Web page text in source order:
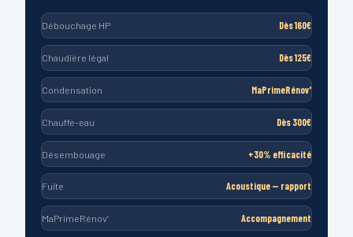
Débouchage HP Dès 160€
Chaudière légal Dès 125€
Condensation MaPrimeRénov'
Chauffe-eau Dès 300€
Désembouage +30% efficacité
Fuite Acoustique — rapport
MaPrimeRénov' Accompagnement